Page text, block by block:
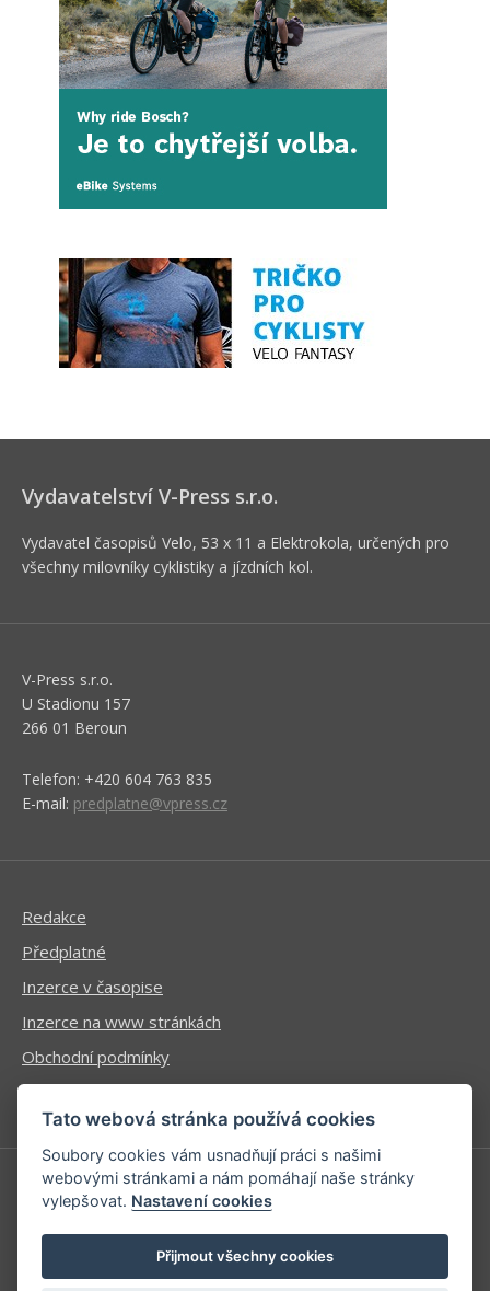
Vydavatelství V-Press s.r.o.
Vydavatel časopisů Velo, 53 x 11 a Elektrokola, určených pro
všechny milovníky cyklistiky a jízdních kol.
V-Press s.r.o.
U Stadionu 157
266 01 Beroun
Telefon: +420 604 763 835
E-mail: predplatne@vpress.cz
Redakce
Předplatné
Inzerce v časopise
Inzerce na www stránkách
Obchodní podmínky
Ochrana osobních údajů
Příhlášení | Registrace
Kontaktní informace
Mapa stránek
Tato webová stránka používá cookies
Soubory cookies vám usnadňují práci s našimi
webovými stránkami a nám pomáhají naše stránky
vylepšovat. Nastavení cookies
Přijmout všechny cookies